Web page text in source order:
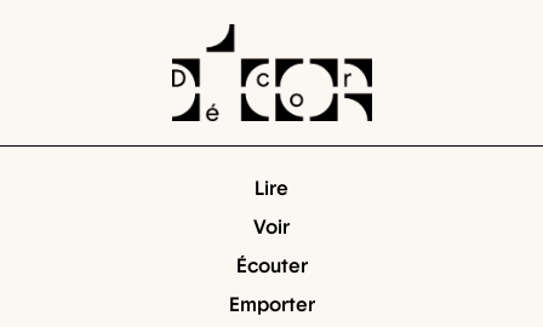
Lire
Voir
Écouter
Emporter